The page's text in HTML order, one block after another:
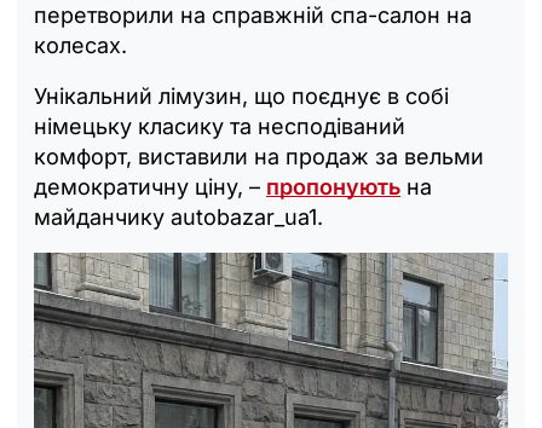
перетворили на справжній спа-салон на
колесах.
Унікальний лімузин, що поєднує в собі
німецьку класику та несподіваний
комфорт, виставили на продаж за вельми
демократичну ціну, – пропонують на
майданчику autobazar_ua1.